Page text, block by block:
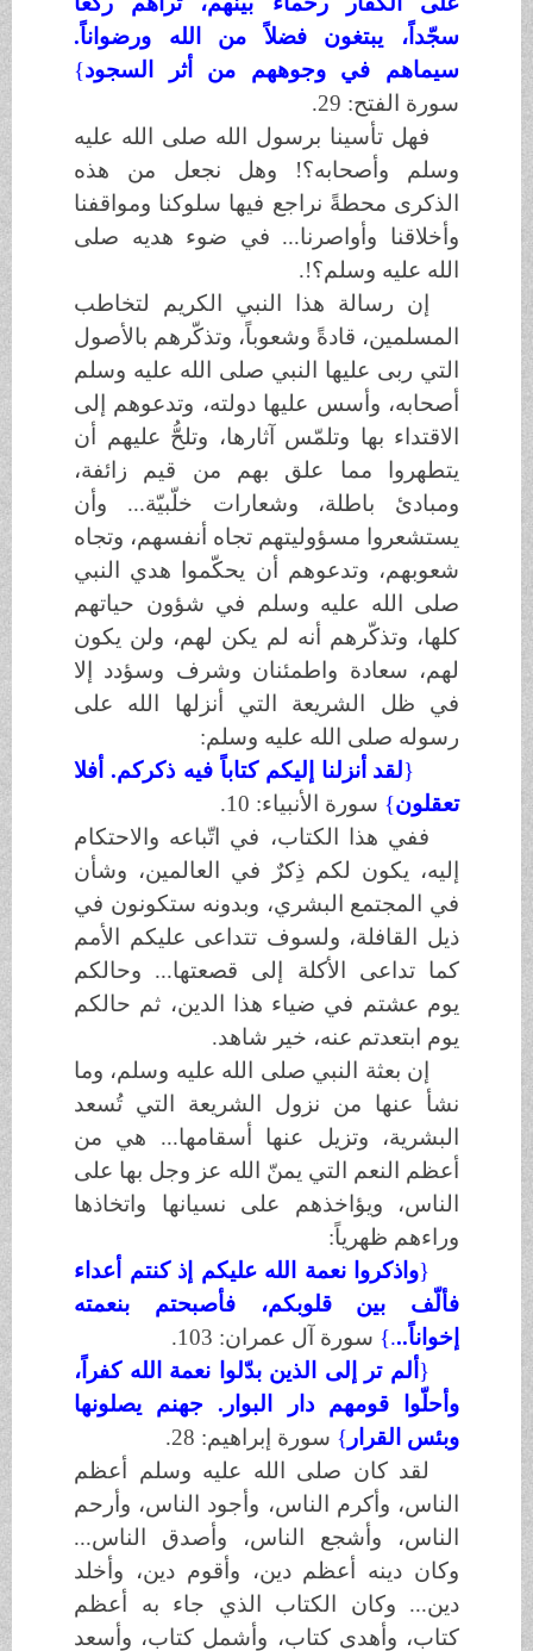
سجّداً، يبتغون فضلاً من الله ورضواناً.
سيماهم في وجوههم من أثر السجود{
سورة الفتح: 29
.
فهل تأسينا برسول اللهصلى الله عليه
وسلموأصحابه؟! وهل نجعل من هذه
الذكرى محطةً نراجع فيها سلوكنا ومواقفنا
وأخلاقنا وأواصرنا... في ضوء هديهصلى
الله عليه وسلم؟!.
إن رسالة هذا النبي الكريم لتخاطب
المسلمين، قادةً وشعوباً، وتذكّرهم بالأصول
التي ربى عليها النبيصلى الله عليه وسلم
أصحابه، وأسس عليها دولته، وتدعوهم إلى
الاقتداء بها وتلمّس آثارها، وتلحُّ عليهم أن
يتطهروا مما علق بهم من قيم زائفة،
ومبادئ باطلة، وشعارات خلّبيّة... وأن
يستشعروا مسؤوليتهم تجاه أنفسهم، وتجاه
شعوبهم، وتدعوهم أن يحكّموا هدي النبي
صلى الله عليه وسلمفي شؤون حياتهم
كلها، وتذكّرهم أنه لم يكن لهم، ولن يكون
لهم، سعادة واطمئنان وشرف وسؤدد إلا
في ظل الشريعة التي أنزلها الله على
رسولهصلى الله عليه وسلم:
لقد أنزلنا إليكم كتاباً فيه ذكركم. أفلا
تعقلون{ سورة الأنبياء: 10
.
ففي هذا الكتاب، في اتّباعه والاحتكام
إليه، يكون لكم ذِكرٌ في العالمين، وشأن
في المجتمع البشري، وبدونه ستكونون في
ذيل القافلة، ولسوف تتداعى عليكم الأمم
كما تداعى الأكلة إلى قصعتها... وحالكم
يوم عشتم في ضياء هذا الدين، ثم حالكم
يوم ابتعدتم عنه، خير شاهد.
إن بعثة النبيصلى الله عليه وسلم، وما
نشأ عنها من نزول الشريعة التي تُسعد
البشرية، وتزيل عنها أسقامها... هي من
أعظم النعم التي يمنّ الله عز وجل بها على
الناس، ويؤاخذهم على نسيانها واتخاذها
وراءهم ظهرياً:
واذكروا نعمة الله عليكم إذ كنتم أعداء
فألّف بين قلوبكم، فأصبحتم بنعمته
إخواناً...
{ سورة آل عمران: 103
.
ألم تر إلى الذين بدّلوا نعمة الله كفراً،
وأحلّوا قومهم دار البوار. جهنم يصلونها
وبئس القرار{ سورة إبراهيم: 28
.
لقد كانصلى الله عليه وسلمأعظم
الناس، وأكرم الناس، وأجود الناس، وأرحم
الناس، وأشجع الناس، وأصدق الناس...
وكان دينه أعظم دين، وأقوم دين، وأخلد
دين... وكان الكتاب الذي جاء به أعظم
كتاب، وأهدى كتاب، وأشمل كتاب، وأسعد